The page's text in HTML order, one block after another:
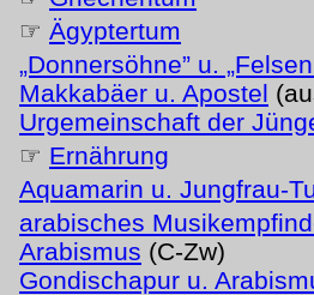
☞ Ägyptertum
„Donnersöhne” u.
Makkabäer u. Apostel
Urgemeinschaft der
☞ Ernährung
Aquamarin u. Jungfrau-
arabisches
Arabismus (C-Zw)
Gondischapur u.